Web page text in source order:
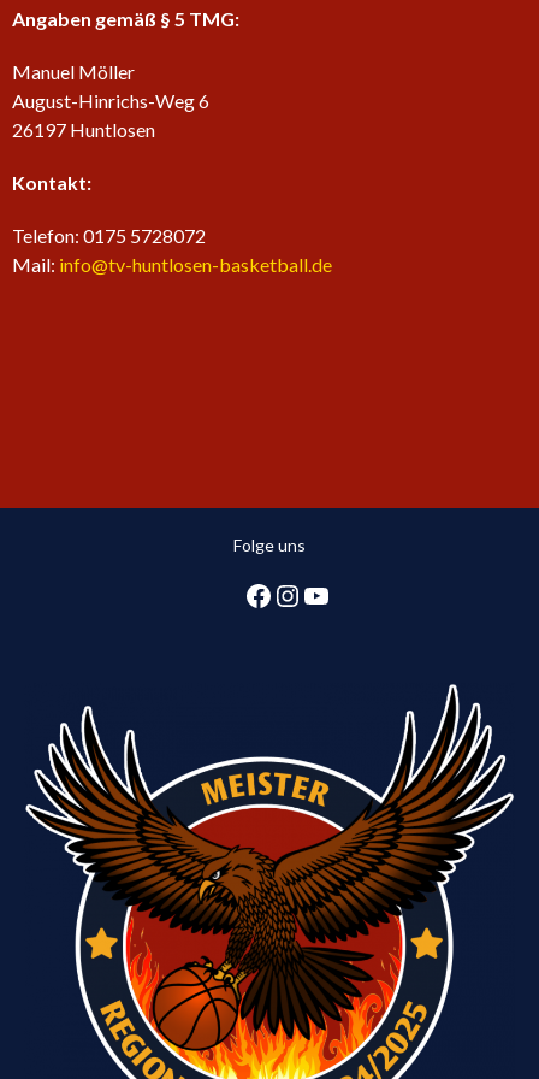
Angaben gemäß § 5 TMG:
Manuel Möller
August-Hinrichs-Weg 6
26197 Huntlosen
Kontakt:
Telefon: 0175 5728072
Mail: info@tv-huntlosen-basketball.de
Folge uns
Facebook
Instagram
YouTube